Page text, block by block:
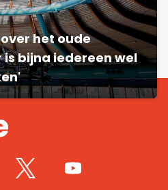
het oude
bijna iedereen wel